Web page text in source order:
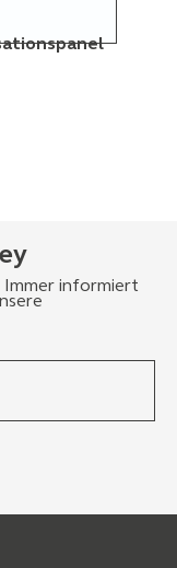
Immer informiert